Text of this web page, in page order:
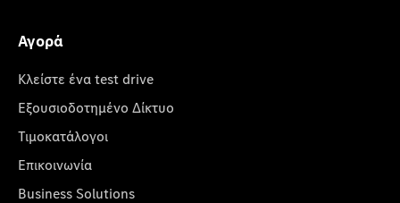
Αγορά
Κλείστε ένα test drive
Εξουσιοδοτημένο Δίκτυο
Τιμοκατάλογοι
Επικοινωνία
Business Solutions